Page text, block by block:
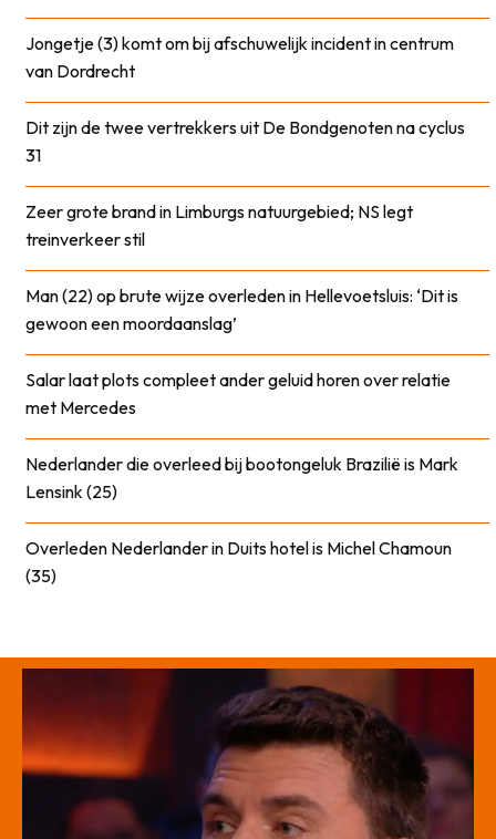
Jongetje (3) komt om bij afschuwelijk incident in centrum
van Dordrecht
Dit zijn de twee vertrekkers uit De Bondgenoten na cyclus
31
Zeer grote brand in Limburgs natuurgebied; NS legt
treinverkeer stil
Man (22) op brute wijze overleden in Hellevoetsluis: ‘Dit is
gewoon een moordaanslag’
Salar laat plots compleet ander geluid horen over relatie
met Mercedes
Nederlander die overleed bij bootongeluk Brazilië is Mark
Lensink (25)
Overleden Nederlander in Duits hotel is Michel Chamoun
(35)